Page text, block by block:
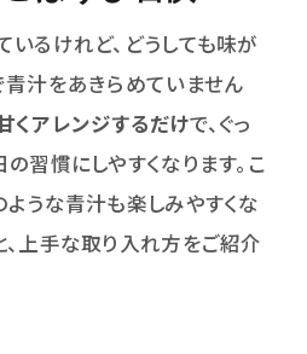
いるけれど、どうしても味が
青汁をあきらめていません
くアレンジするだけで、ぐっ
の習慣にしやすくなります。こ
ような青汁も楽しみやすくな
、上手な取り入れ方をご紹介